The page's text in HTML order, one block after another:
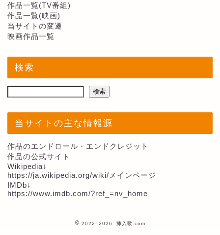
作品一覧(TV番組)
作品一覧(映画)
当サイトの変遷
映画作品一覧
検索
検索
当サイトの主な情報源
作品のエンドロール・エンドクレジット
作品の公式サイト
Wikipedia↓
https://ja.wikipedia.org/wiki/メインページ
IMDb↓
https://www.imdb.com/?ref_=nv_home
2022–2026 挿入歌.com